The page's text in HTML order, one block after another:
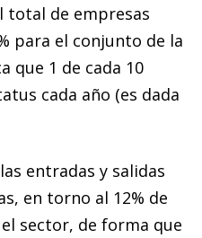
total de empresas
para el conjunto de la
que 1 de cada 10
cada año (es dada
entradas y salidas
en torno al 12% de
sector, de forma que